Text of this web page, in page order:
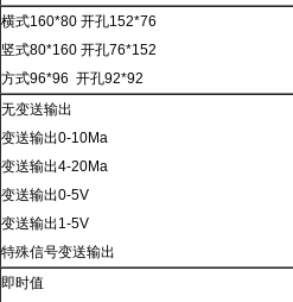
横式160*80 开孔152*76
竖式80*160 开孔76*152
方式96*96 开孔92*92
无变送输出
变送输出0-10Ma
变送输出4-20Ma
变送输出0-5V
变送输出1-5V
特殊信号变送输出
即时值